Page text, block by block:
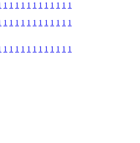
1 1 1 1 1 1 1 1 1 1 1 1
1 1 1 1 1 1 1 1 1 1 1 1
1 1 1 1 1 1 1 1 1 1 1 1